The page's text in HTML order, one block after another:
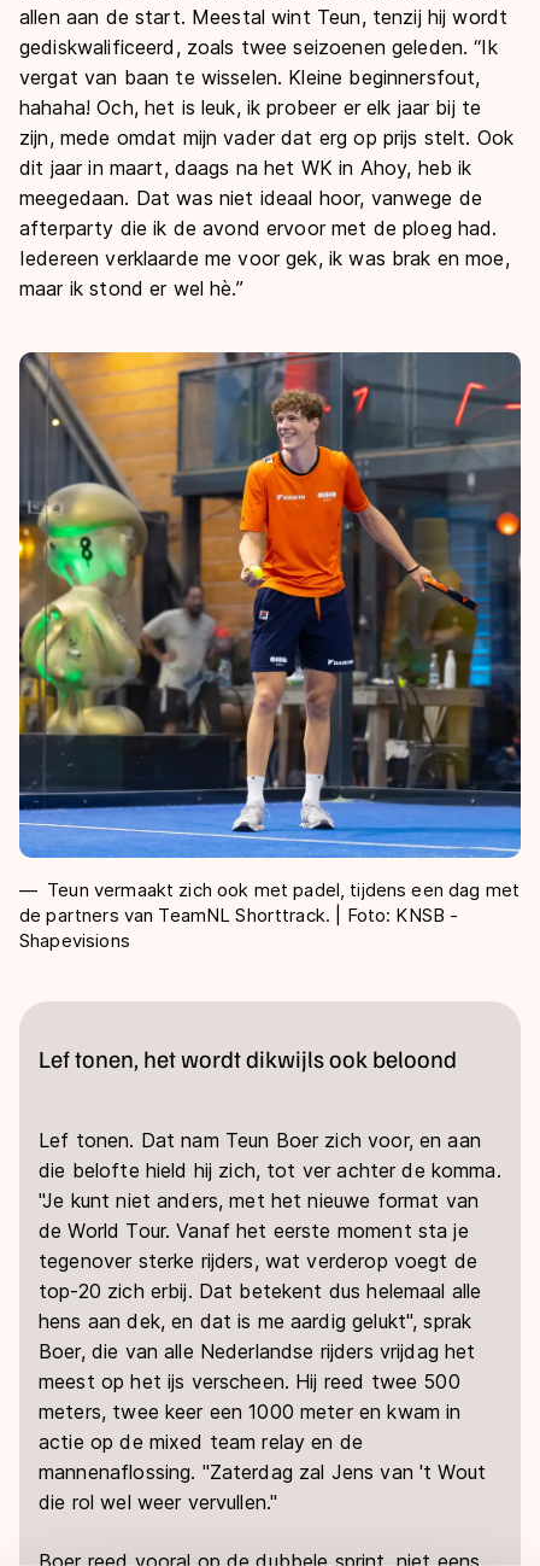
allen aan de start. Meestal wint Teun, tenzij hij wordt
gediskwalificeerd, zoals twee seizoenen geleden. “Ik
vergat van baan te wisselen. Kleine beginnersfout,
hahaha! Och, het is leuk, ik probeer er elk jaar bij te
zijn, mede omdat mijn vader dat erg op prijs stelt. Ook
dit jaar in maart, daags na het WK in Ahoy, heb ik
meegedaan. Dat was niet ideaal hoor, vanwege de
afterparty die ik de avond ervoor met de ploeg had.
Iedereen verklaarde me voor gek, ik was brak en moe,
maar ik stond er wel hè.”
Teun vermaakt zich ook met padel, tijdens een dag met
de partners van TeamNL Shorttrack. | Foto: KNSB -
Shapevisions
Lef tonen, het wordt dikwijls ook beloond
Lef tonen. Dat nam Teun Boer zich voor, en aan
die belofte hield hij zich, tot ver achter de komma.
"Je kunt niet anders, met het nieuwe format van
de World Tour. Vanaf het eerste moment sta je
tegenover sterke rijders, wat verderop voegt de
top-20 zich erbij. Dat betekent dus helemaal alle
hens aan dek, en dat is me aardig gelukt", sprak
Boer, die van alle Nederlandse rijders vrijdag het
meest op het ijs verscheen. Hij reed twee 500
meters, twee keer een 1000 meter en kwam in
actie op de mixed team relay en de
mannenaflossing. "Zaterdag zal Jens van 't Wout
die rol wel weer vervullen."
Boer reed vooral op de dubbele sprint, niet eens